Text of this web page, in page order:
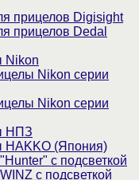
прицелов Digisight
прицелов Dedal
Nikon
Nikon серии
Nikon серии
НПЗ
HAKKO (Япония)
с подсветкой
с подсветкой